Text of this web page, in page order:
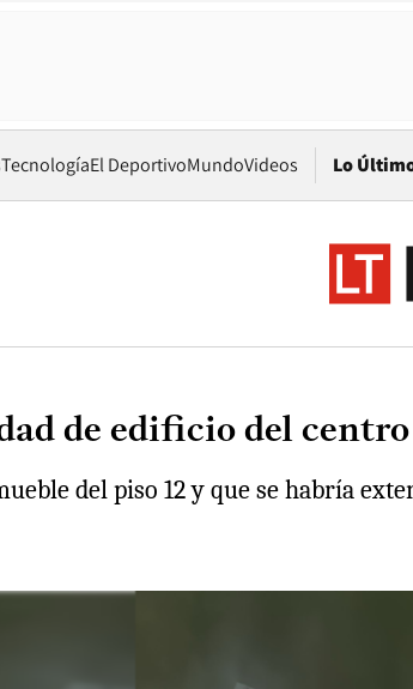
TecnologíaEl DeportivoMundoVideos Lo
de edificio del
del piso 12 y que se habría